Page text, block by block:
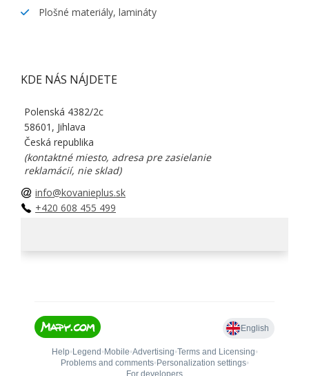
Plošné materiály, lamináty
KDE NÁS NÁJDETE
Polenská 4382/2c
58601, Jihlava
Česká republika
(kontaktné miesto, adresa pre zasielanie
reklamácií, nie sklad)
info@kovanieplus.sk
+420 608 455 499